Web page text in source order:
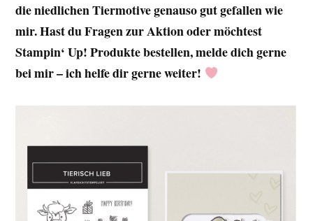
die niedlichen Tiermotive genauso gut gefallen wie
mir. Hast du Fragen zur Aktion oder möchtest
Stampin‘ Up! Produkte bestellen, melde dich gerne
bei mir – ich helfe dir gerne weiter!